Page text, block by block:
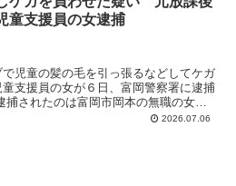
童支援員の女逮捕
児童の髪の毛を引っ張るなどしてケガ
支援員の女が６日、富岡警察署に逮捕
捕されたのは富岡市岡本の無職の女
すと女は今年４月７日、当時つと...
2026.07.06